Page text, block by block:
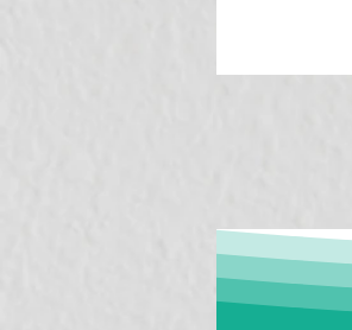
大谷翔平
氫氣療法